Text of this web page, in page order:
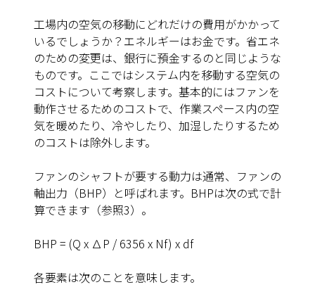
工場内の空気の移動にどれだけの費用がかかって
いるでしょうか？エネルギーはお金です。省エネ
のための変更は、銀行に預金するのと同じような
ものです。ここではシステム内を移動する空気の
コストについて考察します。基本的にはファンを
動作させるためのコストで、作業スペース内の空
気を暖めたり、冷やしたり、加湿したりするため
のコストは除外します。
ファンのシャフトが要する動力は通常、ファンの
軸出力（BHP）と呼ばれます。BHPは次の式で計
算できます（参照3）。
BHP = (Q x ∆P / 6356 x Nf) x df
各要素は次のことを意味します。